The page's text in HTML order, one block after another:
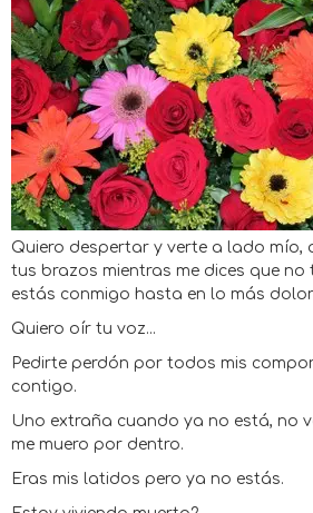
Quiero despertar y verte a lado mío,
tus brazos mientras me dices que no
estás conmigo hasta en lo más
Quiero oír tu voz...
Pedirte perdón por todos mis
contigo.
Uno extraña cuando ya no está, no
me muero por dentro.
Eras mis latidos pero ya no estás.